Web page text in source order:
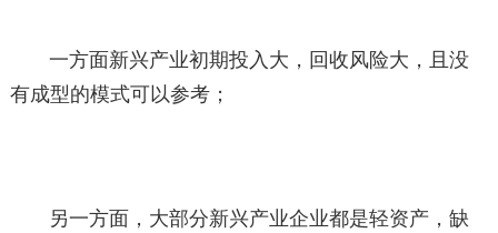
一方面新兴产业初期投入大，回收风险大，且没
有成型的模式可以参考；
另一方面，大部分新兴产业企业都是轻资产，缺